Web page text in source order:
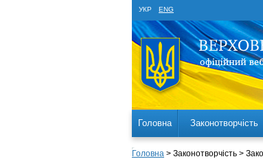
УКР ENG
Головна Законотворчість
Головна > Законотворчість >